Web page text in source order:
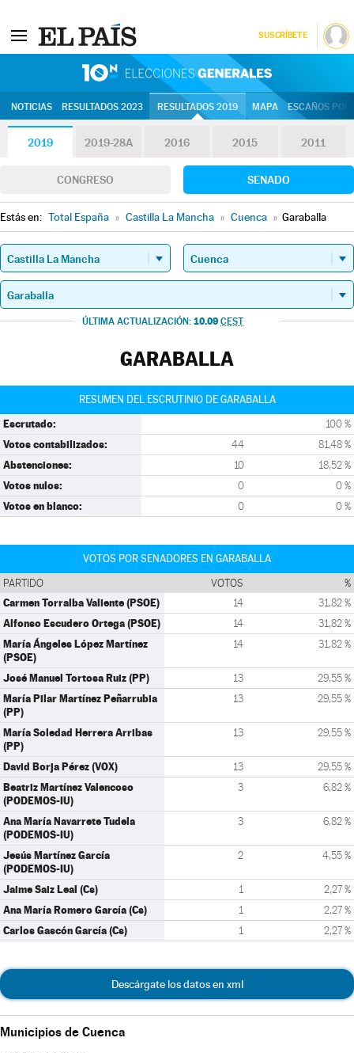
SUSCRÍBETE
NOTICIAS RESULTADOS 2023 RESULTADOS 2019 MAPA ESCAÑOS
2019 2019-28A 2016 2015 2011
CONGRESO SENADO
Estás en: Total España » Castilla La Mancha » Cuenca » Garaballa
ÚLTIMA ACTUALIZACIÓN: 10.09 CEST
GARABALLA
RESUMEN DEL ESCRUTINIO DE GARABALLA
Escrutado: 100 %
Votos contabilizados: 44 81,48 %
Abstenciones: 10 18,52 %
Votos nulos: 0 0 %
Votos en blanco: 0 0 %
VOTOS POR SENADORES EN GARABALLA
PARTIDO VOTOS %
Carmen Torralba Valiente (PSOE) 14 31,82 %
Alfonso Escudero Ortega (PSOE) 14 31,82 %
María Ángeles López Martínez
(PSOE)
14 31,82 %
José Manuel Tortosa Ruiz (PP) 13 29,55 %
María Pilar Martínez Peñarrubia
(PP)
13 29,55 %
María Soledad Herrera Arribas
(PP)
13 29,55 %
David Borja Pérez (VOX) 13 29,55 %
Beatriz Martínez Valencoso
(PODEMOS-IU)
3 6,82 %
Ana María Navarrete Tudela
(PODEMOS-IU)
3 6,82 %
Jesús Martínez García
(PODEMOS-IU)
2 4,55 %
Jaime Saiz Leal (Cs) 1 2,27 %
Ana María Romero García (Cs) 1 2,27 %
Carlos Gascón García (Cs) 1 2,27 %
Descárgate los datos en xml
Municipios de Cuenca